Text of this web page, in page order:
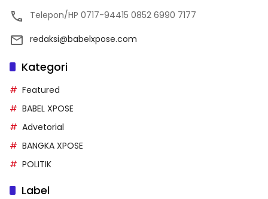
Telepon/HP 0717-94415 0852 6990 7177
redaksi@babelxpose.com
Kategori
Featured
BABEL XPOSE
Advetorial
BANGKA XPOSE
POLITIK
Label